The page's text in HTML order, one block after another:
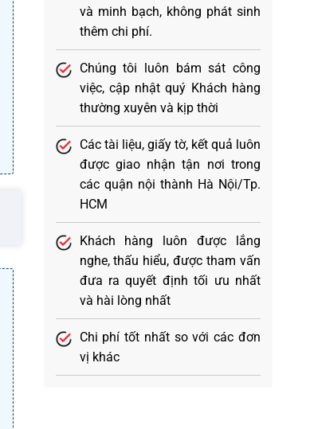
và minh bạch, không phát sinh
thêm chi phí.
Chúng tôi luôn bám sát công
việc, cập nhật quý Khách hàng
thường xuyên và kịp thời
Các tài liệu, giấy tờ, kết quả luôn
được giao nhận tận nơi trong
các quận nội thành Hà Nội/Tp.
HCM
Khách hàng luôn được lắng
nghe, thấu hiểu, được tham vấn
đưa ra quyết định tối ưu nhất
và hài lòng nhất
Chi phí tốt nhất so với các đơn
vị khác